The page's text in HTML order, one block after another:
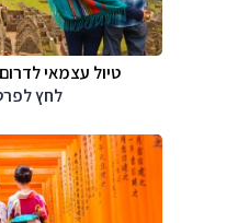
טיול עצמאי
לחץ